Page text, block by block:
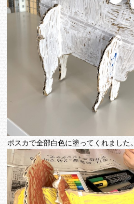
ポスカで全部白色に塗ってくれました。